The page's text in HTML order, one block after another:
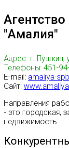
"Амалия"
Адрес: г. Пушкин,
Телефоны: 451-
E-mail: amaliya-
Сайт:
Направления
- это городская,
недвижимость.